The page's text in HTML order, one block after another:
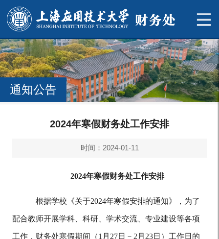
通知公告
2024年寒假财务处工作安排
时间：2024-01-11
2024年寒假财务处工作安排
根据学校《关于2024年寒假安排的通知》，为了
配合教师开展学科、科研、学术交流、专业建设等各项
工作，财务处寒假期间（1月27日－2月23日）工作日的